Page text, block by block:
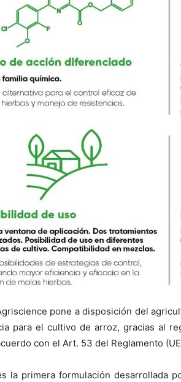
pone a disposición del
para el cultivo de arroz, gracias al
con el Art. 53 del Reglamento
la primera formulación desarrollada